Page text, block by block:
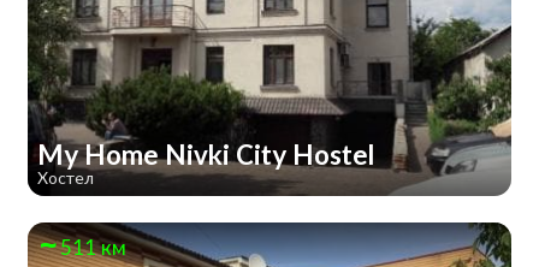
My Home Nivki City Hostel
Хостел
511 км